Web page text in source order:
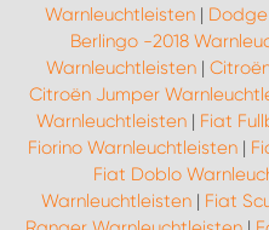
Warnleuchtleisten |
Berlingo -2018
Warnleuchtleisten |
Citroën Jumper
Warnleuchtleisten| Fiat
Fiorino Warnleuchtleisten |
Fiat Doblo
Warnleuchtleisten| Fiat